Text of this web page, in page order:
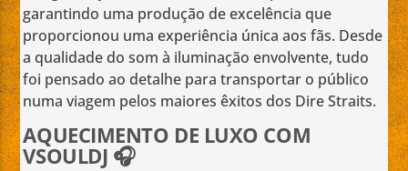
garantindo uma produção de excelência que
proporcionou uma experiência única aos fãs. Desde
a qualidade do som à iluminação envolvente, tudo
foi pensado ao detalhe para transportar o público
numa viagem pelos maiores êxitos dos Dire Straits.
AQUECIMENTO DE LUXO COM
VSOULDJ 🎧